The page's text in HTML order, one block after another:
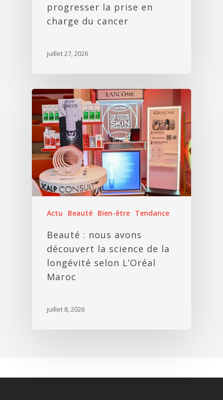
progresser la prise en
charge du cancer
juillet 27, 2026
Actu Beauté Bien-être Tendance
Beauté : nous avons
découvert la science de la
longévité selon L’Oréal
Maroc
juillet 8, 2026